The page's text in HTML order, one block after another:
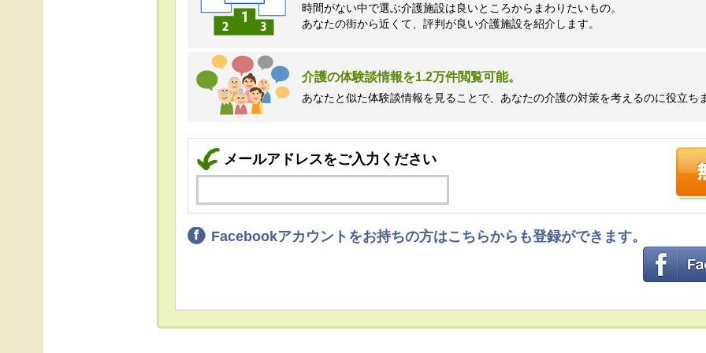
時間がない中で選ぶ介護施設は良いところからまわりたいもの。
あなたの街から近くて、評判が良い介護施設を紹介します。
介護の体験談情報を1.2万件閲覧可能。
あなたと似た体験談情報を見ることで、あなたの介護の対策を考えるのに役立ち
メールアドレスをご入力ください
Facebookアカウントをお持ちの方はこちらからも登録ができます。